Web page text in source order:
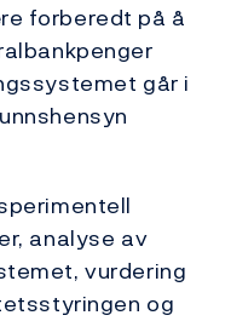
forberedt på å
går i
analyse av
vurdering
og